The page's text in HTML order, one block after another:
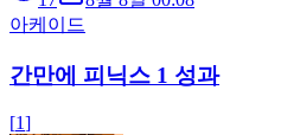
아케이드
간만에 피닉스 1 성과
[1]